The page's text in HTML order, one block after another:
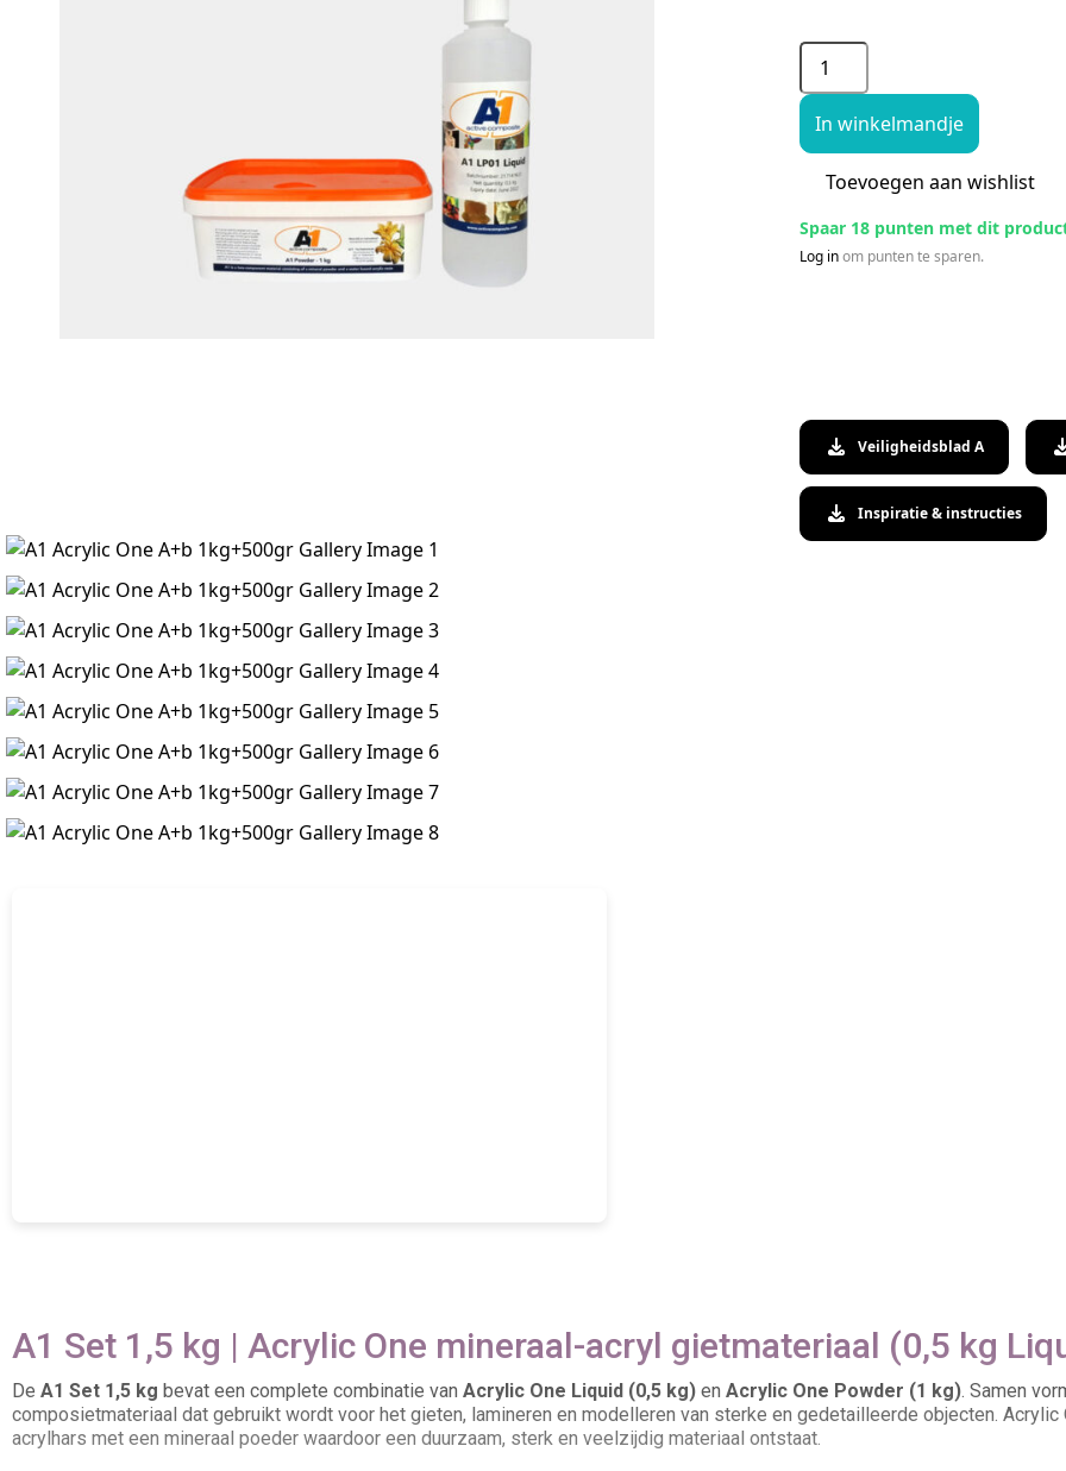
In winkelmandje
Toevoegen aan wishlist
Spaar 18 punten met dit
Log inom punten te sparen.
Veiligheidsblad A
Inspiratie & instructies
A1 Set 1,5 kg | Acrylic One mineraal-acryl gietmateriaal (0,5 kg
De A1 Set 1,5 kg bevat een complete combinatie van Acrylic One Liquid (0,5 kg) en Acrylic One Powder (1 kg). Samen
composietmateriaal dat gebruikt wordt voor het gieten, lamineren en modelleren van sterke en gedetailleerde objecten. Acrylic
acrylhars met een mineraal poeder waardoor een duurzaam, sterk en veelzijdig materiaal ontstaat.